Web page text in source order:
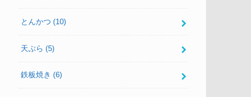
とんかつ (10)
天ぷら (5)
鉄板焼き (6)